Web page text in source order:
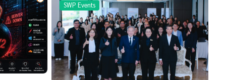
SWP Events